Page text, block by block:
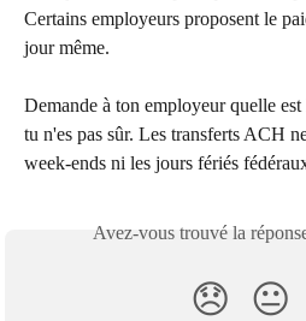
Certains employeurs proposent le
jour même.
Demande à ton employeur quelle
tu n'es pas sûr. Les transferts ACH
week-ends ni les jours fériés
Avez-vous trouvé la
😞 😐